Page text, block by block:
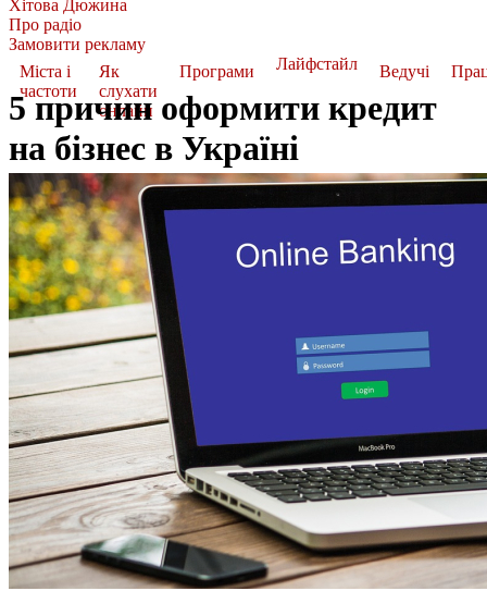
Хітова Дюжина
Про радіо
Замовити рекламу
Міста і
частоти
Як
слухати
онлайн
Програми Лайфстайл Ведучі
5 причин оформити кредит
на бізнес в Україні